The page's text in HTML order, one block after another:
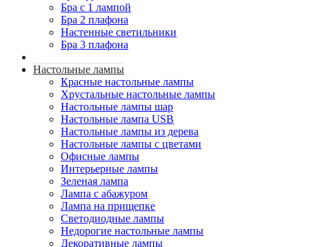
Бра с 1 лампой
Бра 2 плафона
Настенные светильники
Бра 3 плафона
Настольные лампы
Красные настольные лампы
Хрустальные настольные лампы
Настольные лампы шар
Настольные лампа USB
Настольные лампы из дерева
Настольные лампы с цветами
Офисные лампы
Интерьерные лампы
Зеленая лампа
Лампа с абажуром
Лампа на прищепке
Светодиодные лампы
Недорогие настольные лампы
Декоративные лампы